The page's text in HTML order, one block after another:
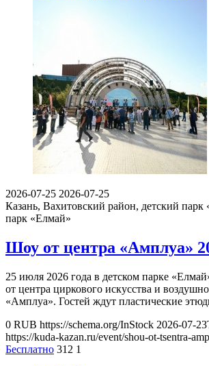
2026-07-25 2026-07-25
Казань, Вахитовский район, детский парк
парк «Елмай»
Шоу от центра «Амплуа»
25 июля 2026 года в детском парке
от центра циркового искусства и
«Амплуа». Гостей ждут пластические
0 RUB https://schema.org/InStock 2026-07-
https://kuda-kazan.ru/event/shou-ot-tsentra-
Бесплатно 312 1